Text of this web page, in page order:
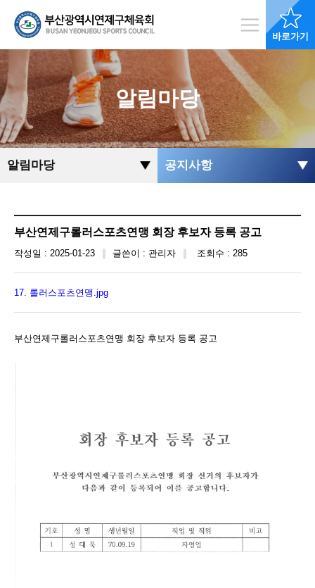
바로가기
알림마당
알림마당 공지사항
부산연제구롤러스포츠연맹 회장 후보자 등록 공고
작성일 : 2025-01-23 글쓴이 : 관리자 조회수 : 285
17. 롤러스포츠연맹.jpg
부산연제구롤러스포츠연맹 회장 후보자 등록 공고